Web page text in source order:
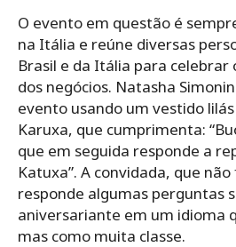
O evento em questão é
na Itália e reúne diversas
Brasil e da Itália para celebrar
dos negócios. Natasha
evento usando um vestido
Karuxa, que cumprimenta:
que em seguida responde a
Katuxa”. A convidada, que
responde algumas perguntas
aniversariante em um idioma
mas como muita classe.